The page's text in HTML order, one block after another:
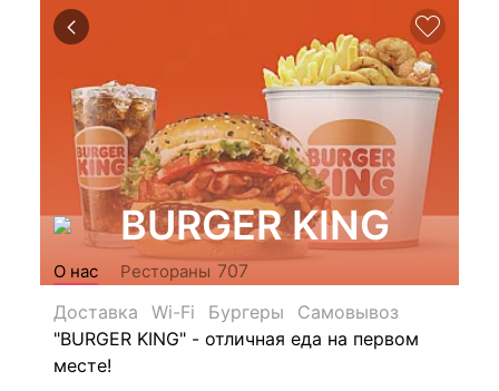
BURGER KING
О нас Рестораны 707
Доставка
Wi-Fi Бургеры
Самовывоз
"BURGER KING" - отличная еда на первом
месте!